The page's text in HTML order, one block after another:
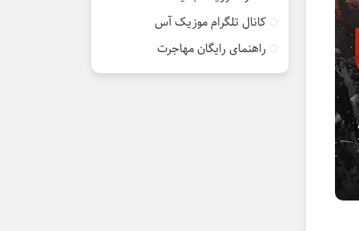
کانال تلگرام موزیک آس
راهنمای رایگان مهاجرت